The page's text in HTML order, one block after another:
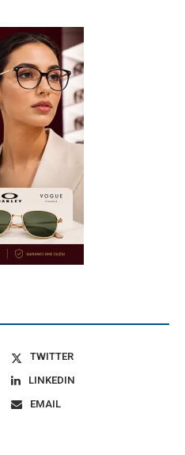
TWITTER
LINKEDIN
EMAIL